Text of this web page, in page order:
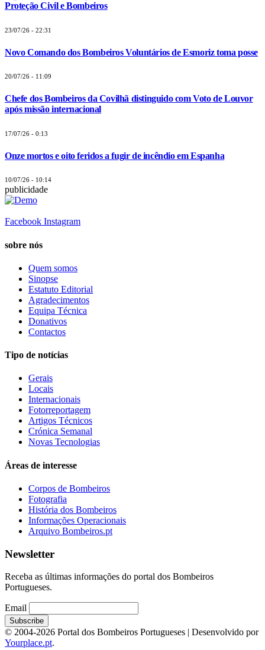
Proteção Civil e Bombeiros
23/07/26 - 22:31
Novo Comando dos Bombeiros Voluntários de Esmoriz toma posse
20/07/26 - 11:09
Chefe dos Bombeiros da Covilhã distinguido com Voto de Louvor
após missão internacional
17/07/26 - 0:13
Onze mortos e oito feridos a fugir de incêndio em Espanha
10/07/26 - 10:14
publicidade
Facebook Instagram
sobre nós
Quem somos
Sinopse
Estatuto Editorial
Agradecimentos
Equipa Técnica
Donativos
Contactos
Tipo de notícias
Gerais
Locais
Internacionais
Fotorreportagem
Artigos Técnicos
Crónica Semanal
Novas Tecnologias
Áreas de interesse
Corpos de Bombeiros
Fotografia
História dos Bombeiros
Informações Operacionais
Arquivo Bombeiros.pt
Newsletter
Receba as últimas informações do portal dos Bombeiros
Portugueses.
Email
© 2004-2026 Portal dos Bombeiros Portugueses | Desenvolvido por
Yourplace.pt.